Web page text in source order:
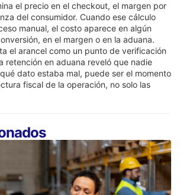
el precio en el checkout, el margen por
del consumidor. Cuando ese cálculo
manual, el costo aparece en algún
en el margen o en la aduana.
el arancel como un punto de verificación
retención en aduana reveló que nadie
dato estaba mal, puede ser el momento
fiscal de la operación, no solo las